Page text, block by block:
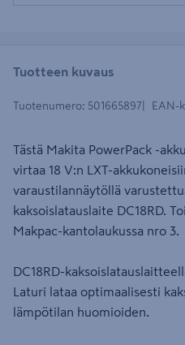
Tuotteen kuvaus
Tuotenumero: 501665897 EAN-
Tästä Makita PowerPack -
virtaa 18 V:n LXT-
varaustilannäytöllä
kaksoislatauslaite DC18RD.
Makpac-kantolaukussa nro 3.
DC18RD-
Laturi lataa optimaalisesti
lämpötilan huomioiden.